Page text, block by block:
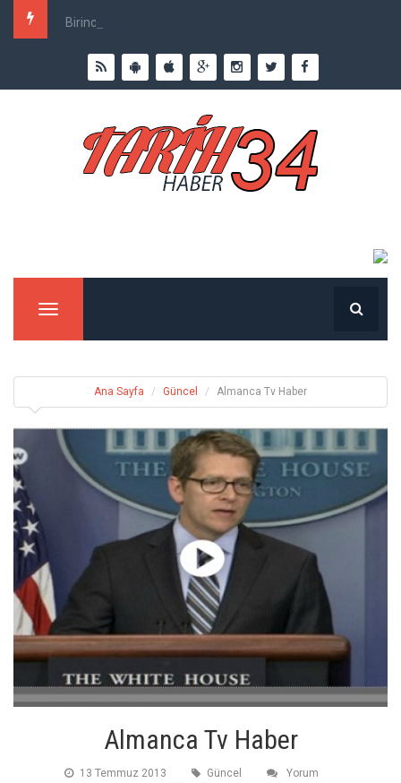
Birinci Dünya Savaşı`nda Ne Kadar İnsan Öldü?
Menu
Ana Sayfa Güncel Almanca Tv Haber
Almanca Tv Haber
13 Temmuz 2013 Güncel
Yorum